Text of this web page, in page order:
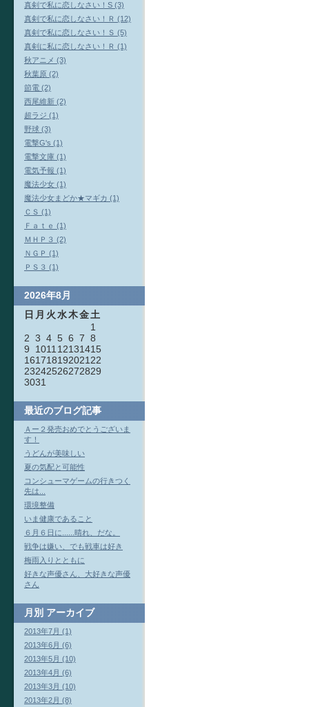
真剣で私に恋しなさい！S (3)
真剣で私に恋しなさい！Ｒ (12)
真剣で私に恋しなさい！Ｓ (5)
真剣に私に恋しなさい！Ｒ (1)
秋アニメ (3)
秋葉原 (2)
節電 (2)
西尾維新 (2)
超ラジ (1)
野球 (3)
電撃G's (1)
電撃文庫 (1)
電気予報 (1)
魔法少女 (1)
魔法少女まどか★マギカ (1)
ＣＳ (1)
Ｆａｔｅ (1)
ＭＨＰ３ (2)
ＮＧＰ (1)
ＰＳ３ (1)
2026年8月
日 月 火水木金土
1
2 3 4 5 6 7 8
9
1011 12131415
161718192021 22
23242526272829
3031
最近のブログ記事
Ａー２発売おめでとうございま
す！
うどんが美味しい
夏の気配と可能性
コンシューマゲームの行きつく
先は...
環境整備
いま健康であること
６月６日に......晴れ、だな。
戦争は嫌い、でも戦車は好き
梅雨入りとともに
好きな声優さん、大好きな声優
さん
月別アーカイブ
2013年7月 (1)
2013年6月 (6)
2013年5月 (10)
2013年4月 (6)
2013年3月 (10)
2013年2月 (8)